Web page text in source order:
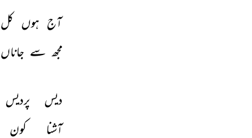
آج ہوں کل
مجھ سے جاناں
دیس پردیس
آشنا
کون